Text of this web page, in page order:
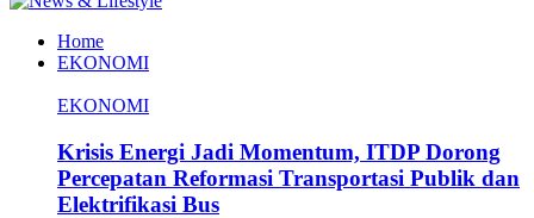
Home
EKONOMI
EKONOMI
Krisis Energi Jadi Momentum, ITDP Dorong
Percepatan Reformasi Transportasi Publik dan
Elektrifikasi Bus